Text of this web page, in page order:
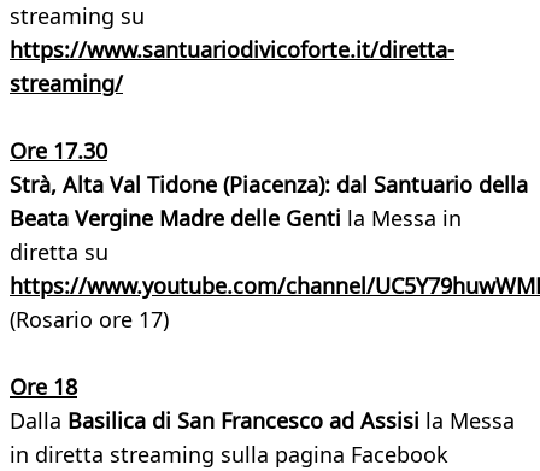
streaming su
https://www.santuariodivicoforte.it/diretta-
streaming/
Ore 17.30
Strà, Alta Val Tidone (Piacenza): dal Santuario della
Beata Vergine Madre delle Genti la Messa in
diretta su
https://www.youtube.com/channel/
(Rosario ore 17)
Ore 18
Dalla Basilica di San Francesco ad Assisi la Messa
in diretta streaming sulla pagina Facebook